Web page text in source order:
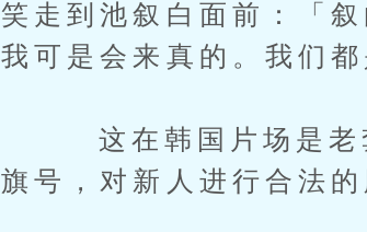
笑走到池叙白面前：「
我可是会来真的。我们
这在韩国片场是老
旗号，对新人进行合法的